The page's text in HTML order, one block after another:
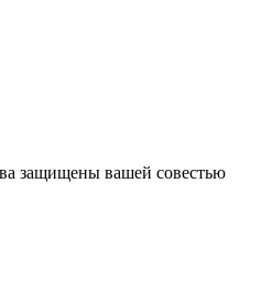
защищены вашей совестью